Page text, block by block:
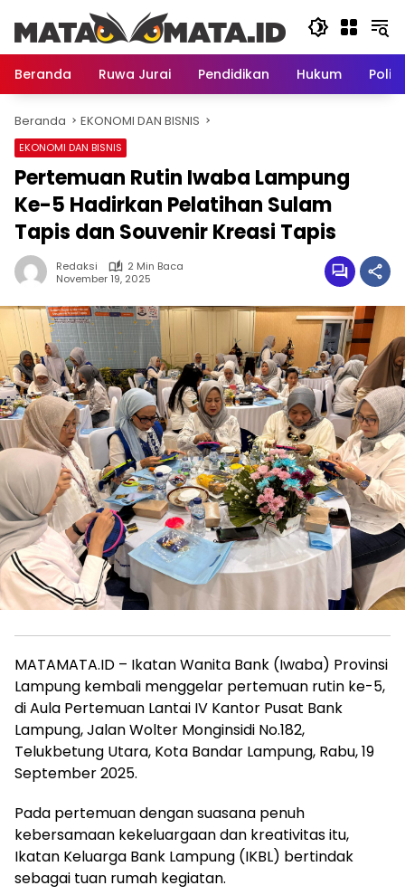
konten
Beranda
Ruwa Jurai Pendidikan Hukum
Beranda EKONOMI DAN BISNIS
EKONOMI DAN BISNIS
Pertemuan Rutin Iwaba Lampung
Ke-5 Hadirkan Pelatihan Sulam
Tapis dan Souvenir Kreasi Tapis
Redaksi
2 Min Baca
November 19, 2025
MATAMATA.ID – Ikatan Wanita Bank (Iwaba) Provinsi
Lampung kembali menggelar pertemuan rutin ke-5,
di Aula Pertemuan Lantai IV Kantor Pusat Bank
Lampung, Jalan Wolter Monginsidi No.182,
Telukbetung Utara, Kota Bandar Lampung, Rabu, 19
September 2025.
Pada pertemuan dengan suasana penuh
kebersamaan kekeluargaan dan kreativitas itu,
Ikatan Keluarga Bank Lampung (IKBL) bertindak
sebagai tuan rumah kegiatan.